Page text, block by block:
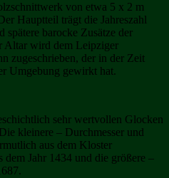
von etwa 5 x 2 m
Hauptteil trägt die Jahreszahl
spätere barocke Zusätze der
Altar wird dem Leipziger
zugeschrieben, der in der Zeit
Umgebung gewirkt hat.
sehr wertvollen Glocken
kleinere – Durchmesser und
aus dem Kloster
Jahr 1434 und die größere –